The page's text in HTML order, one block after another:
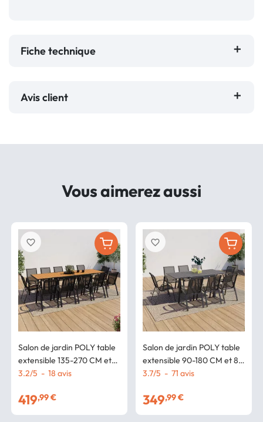
Fiche technique
Avis client
Vous aimerez aussi
Salon de jardin POLY table
extensible 135-270 CM et
12 chaises bois et noir
3.2/5 - 18 avis
419,99 €
favorite_border
Salon de jardin POLY table
extensible 90-180 CM et 8
chaises gris foncé
3.7/5 - 71 avis
349,99 €
favorite_border